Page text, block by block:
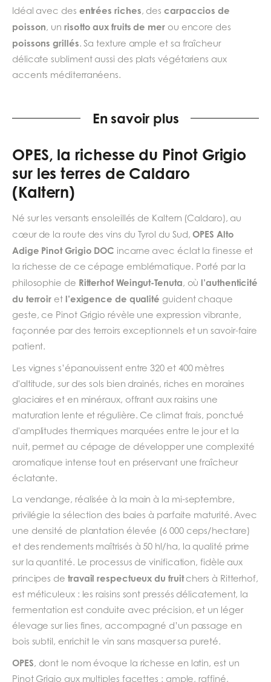
Idéal avec des entrées riches, descarpaccios de
poisson, unrisotto aux fruits de merou encore des
poissons grillés. Sa texture ample et sa fraîcheur
délicate subliment aussi des plats végétariens aux
accents méditerranéens.
En savoir plus
OPES, la richesse du Pinot Grigio
sur les terres de Caldaro
(Kaltern)
Né sur les versants ensoleillés de Kaltern (Caldaro), au
cœur de la route des vins du Tyrol du Sud,OPES Alto
Adige Pinot Grigio DOC incarne avec éclat la finesse et
la richesse de ce cépage emblématique. Porté par la
philosophie de Ritterhof Weingut-Tenuta, oùl’authenticité
du terroir et l’exigence de qualité guident chaque
geste, ce Pinot Grigio révèle une expression vibrante,
façonnée par des terroirs exceptionnels et un savoir-faire
patient.
Les vignes s’épanouissent entre 320 et 400 mètres
d'altitude, sur des sols bien drainés, riches en moraines
glaciaires et en minéraux, offrant aux raisins une
maturation lente et régulière. Ce climat frais, ponctué
d'amplitudes thermiques marquées entre le jour et la
nuit, permet au cépage de développer une complexité
aromatique intense tout en préservant une fraîcheur
éclatante.
La vendange, réalisée à la main à la mi-septembre,
privilégie la sélection des baies à parfaite maturité. Avec
une densité de plantation élevée (6 000 ceps/hectare)
et des rendements maîtrisés à 50 hl/ha, la qualité prime
sur la quantité. Le processus de vinification, fidèle aux
principes de travail respectueux du fruitchers à Ritterhof,
est méticuleux : les raisins sont pressés délicatement, la
fermentation est conduite avec précision, et un léger
élevage sur lies fines, accompagné d’un passage en
bois subtil, enrichit le vin sans masquer sa pureté.
OPES, dont le nom évoque la richesse en latin, est un
Pinot Grigio aux multiples facettes : ample, raffiné,